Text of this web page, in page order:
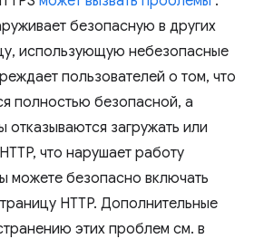
безопасную в других
использующую небезопасные
пользователей о том, что
полностью безопасной, а
отказываются загружать или
что нарушает работу
можете безопасно включать
HTTP. Дополнительные
этих проблем см. в